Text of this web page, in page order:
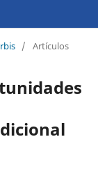
/ Artículos